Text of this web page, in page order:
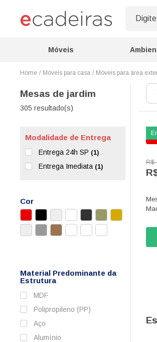
Móveis
Móveis para casa Móveis para área
Mesas de jardim
305 resultado(s)
Modalidade de Entrega
Entrega 24h SP (1)
Entrega Imediata (1)
Cor
Material Predominante da
Estrutura
MDF
Polipropileno (PP)
Aço
Alumínio
R$